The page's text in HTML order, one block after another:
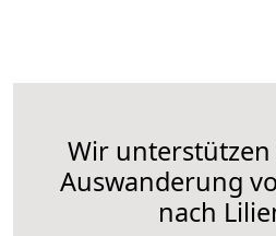
Wir
Auswanderung
nach